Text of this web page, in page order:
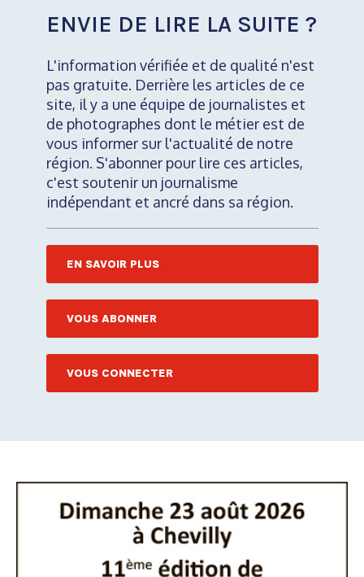
ENVIE DE LIRE LA SUITE ?
L'information vérifiée et de qualité n'est
pas gratuite. Derrière les articles de ce
site, il y a une équipe de journalistes et
de photographes dont le métier est de
vous informer sur l'actualité de notre
région. S'abonner pour lire ces articles,
c'est soutenir un journalisme
indépendant et ancré dans sa région.
EN SAVOIR PLUS
VOUS ABONNER
VOUS CONNECTER